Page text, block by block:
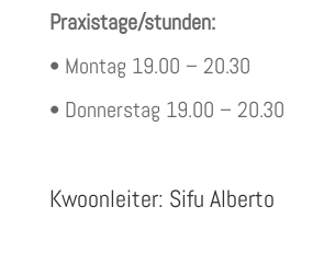
Praxistage/stunden:
• Montag 19.00 – 20.30
• Donnerstag 19.00 – 20.30
Kwoonleiter: Sifu Alberto